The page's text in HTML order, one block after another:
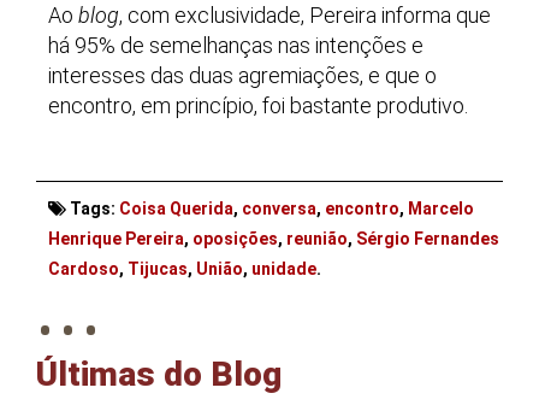
Ao blog, com exclusividade, Pereira informa que
há 95% de semelhanças nas intenções e
interesses das duas agremiações, e que o
encontro, em princípio, foi bastante produtivo.
Tags: Coisa Querida, conversa, encontro, Marcelo
Henrique Pereira, oposições, reunião, Sérgio Fernandes
Cardoso, Tijucas, União, unidade.
. . .
Últimas do Blog